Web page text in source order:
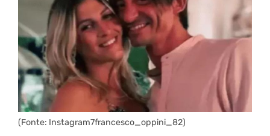
(Fonte: Instagram7francesco_oppini_82)